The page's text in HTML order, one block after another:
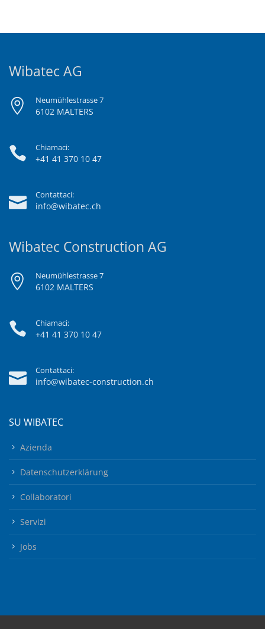
Wibatec AG
Neumühlestrasse 7
6102 MALTERS
Chiamaci:
+41 41 370 10 47
Contattaci:
info@wibatec.ch
Wibatec Construction AG
Neumühlestrasse 7
6102 MALTERS
Chiamaci:
+41 41 370 10 47
Contattaci:
info@wibatec-construction.ch
SU WIBATEC
Azienda
Datenschutzerklärung
Collaboratori
Servizi
Jobs